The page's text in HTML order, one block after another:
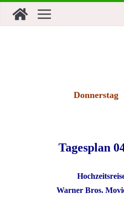
Inhalt
Donnerstag
Tagesplan
Warner Bros.